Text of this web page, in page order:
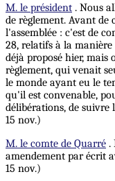
M. le président . Nous
de règlement. Avant de
l'assemblée : c'est de
28, relatifs à la
déjà proposé hier, mais
règlement, qui venait
le monde ayant eu le
qu'il est convenable,
délibérations, de suivre
15 nov.)
M. le comte de Quarré .
amendement par écrit
15 nov.)